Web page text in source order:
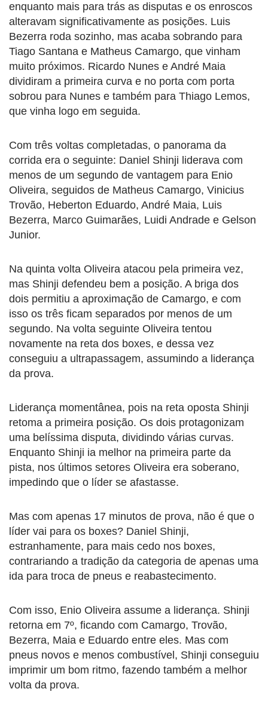
enquanto mais para trás as disputas e os enroscos
alteravam significativamente as posições. Luis
Bezerra roda sozinho, mas acaba sobrando para
Tiago Santana e Matheus Camargo, que vinham
muito próximos. Ricardo Nunes e André Maia
dividiram a primeira curva e no porta com porta
sobrou para Nunes e também para Thiago Lemos,
que vinha logo em seguida.
Com três voltas completadas, o panorama da
corrida era o seguinte: Daniel Shinji liderava com
menos de um segundo de vantagem para Enio
Oliveira, seguidos de Matheus Camargo, Vinicius
Trovão, Heberton Eduardo, André Maia, Luis
Bezerra, Marco Guimarães, Luidi Andrade e Gelson
Junior.
Na quinta volta Oliveira atacou pela primeira vez,
mas Shinji defendeu bem a posição. A briga dos
dois permitiu a aproximação de Camargo, e com
isso os três ficam separados por menos de um
segundo. Na volta seguinte Oliveira tentou
novamente na reta dos boxes, e dessa vez
conseguiu a ultrapassagem, assumindo a liderança
da prova.
Liderança momentânea, pois na reta oposta Shinji
retoma a primeira posição. Os dois protagonizam
uma belíssima disputa, dividindo várias curvas.
Enquanto Shinji ia melhor na primeira parte da
pista, nos últimos setores Oliveira era soberano,
impedindo que o líder se afastasse.
Mas com apenas 17 minutos de prova, não é que o
líder vai para os boxes? Daniel Shinji,
estranhamente, para mais cedo nos boxes,
contrariando a tradição da categoria de apenas uma
ida para troca de pneus e reabastecimento.
Com isso, Enio Oliveira assume a liderança. Shinji
retorna em 7º, ficando com Camargo, Trovão,
Bezerra, Maia e Eduardo entre eles. Mas com
pneus novos e menos combustível, Shinji conseguiu
imprimir um bom ritmo, fazendo também a melhor
volta da prova.